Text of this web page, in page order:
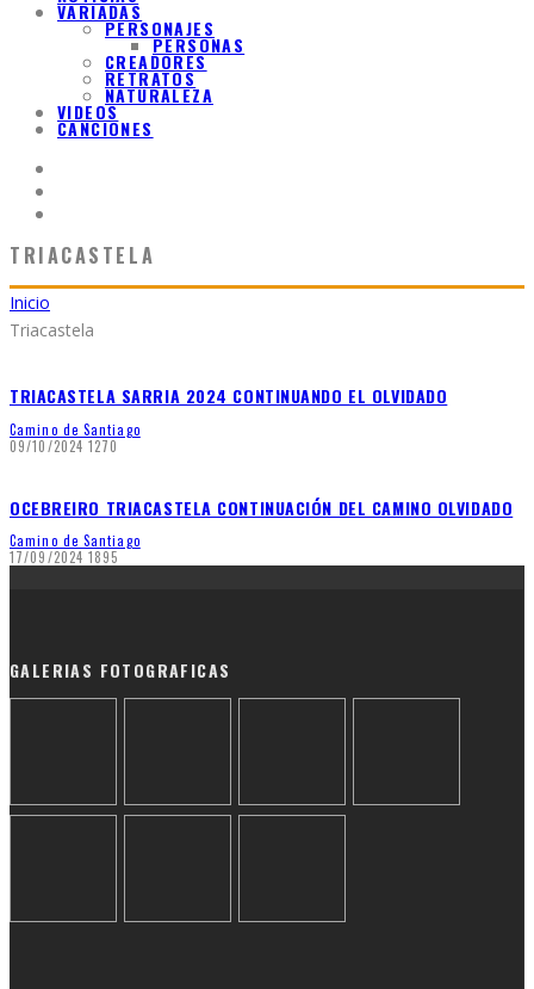
VARIADAS
PERSONAJES
PERSONAS
CREADORES
RETRATOS
NATURALEZA
VIDEOS
CANCIONES
TRIACASTELA
Inicio
Triacastela
TRIACASTELA SARRIA 2024 CONTINUANDO EL OLVIDADO
Camino de Santiago
09/10/2024 1270
OCEBREIRO TRIACASTELA CONTINUACIÓN DEL CAMINO OLVIDADO
Camino de Santiago
17/09/2024 1895
GALERIAS FOTOGRAFICAS